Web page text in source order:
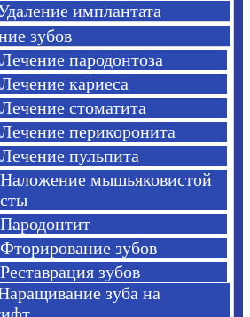
имплантата
зубов
Лечение пародонтоза
Лечение кариеса
Лечение стоматита
Лечение перикоронита
Лечение пульпита
Наложение мышьяковистой
Пародонтит
Фторирование зубов
Реставрация зубов
зуба на